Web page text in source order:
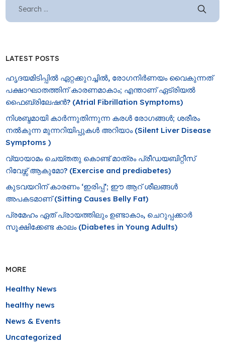
LATEST POSTS
ഹൃദയമിടിപ്പിൽ ഏറ്റക്കുറച്ചിൽ, രോ​ഗനിർണയം വൈകുന്നത്
പക്ഷാഘാതത്തിന് കാരണമാകാം; എന്താണ് ഏട്രിയൽ
ഫൈബ്രിലേഷൻ? (Atrial Fibrillation Symptoms)
നിശബ്ദമായി കാർന്നുതിന്നുന്ന കരൾ രോഗങ്ങൾ; ശരീരം
നൽകുന്ന മുന്നറിയിപ്പുകൾ അറിയാം (Silent Liver Disease
Symptoms )
വ്യായാമം ചെയ്തതു കൊണ്ട് മാത്രം പ്രീഡയബിറ്റീസ്
റിവേഴ്സ് ആകുമോ? (Exercise and prediabetes)
കുടവയറിന് കാരണം ‘ഇരിപ്പ്’; ഈ ആറ് ശീലങ്ങൾ
അപകടമാണ് (Sitting Causes Belly Fat)
പ്രമേഹം ഏത് പ്രായത്തിലും ഉണ്ടാകാം, ചെറുപ്പക്കാർ
സൂക്ഷിക്കേണ്ട കാലം (Diabetes in Young Adults)
MORE
Healthy News
healthy news
News & Events
Uncategorized